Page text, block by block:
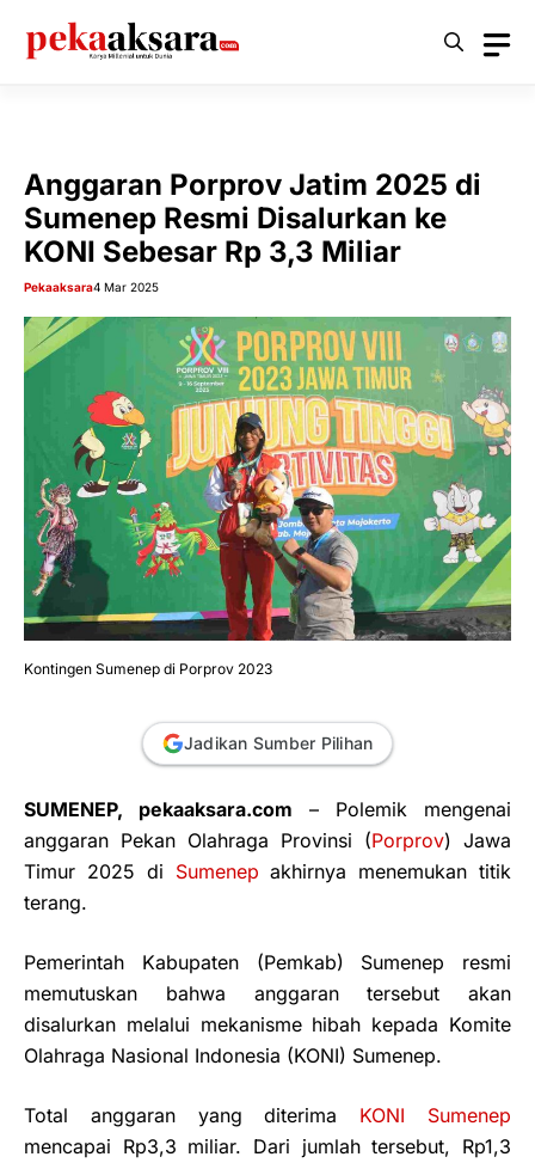
Anggaran Porprov Jatim 2025 di
Sumenep Resmi Disalurkan ke
KONI Sebesar Rp 3,3 Miliar
Pekaaksara4 Mar 2025
Kontingen Sumenep di Porprov 2023
Jadikan Sumber Pilihan
SUMENEP, pekaaksara.com – Polemik mengenai
anggaran Pekan Olahraga Provinsi (Porprov) Jawa
Timur 2025 di Sumenep akhirnya menemukan titik
terang.
Pemerintah Kabupaten (Pemkab) Sumenep resmi
memutuskan bahwa anggaran tersebut akan
disalurkan melalui mekanisme hibah kepada Komite
Olahraga Nasional Indonesia (KONI) Sumenep.
Total anggaran yang diterima KONI Sumenep
mencapai Rp3,3 miliar. Dari jumlah tersebut, Rp1,3